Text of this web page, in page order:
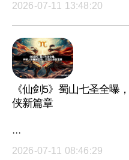
2026-07-11 13:48:20
《仙剑5》蜀山七圣全曝
侠新篇章
···
2026-07-11 08:46:29